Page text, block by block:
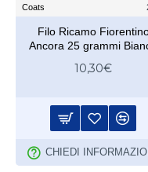
Coats
Filo Ricamo
Ancora 25 grammi
10,30€
CHIEDI